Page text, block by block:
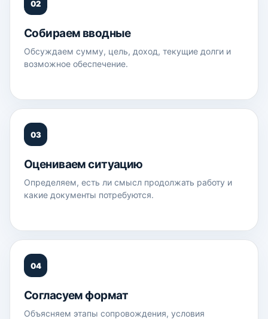
02
Собираем вводные
Обсуждаем сумму, цель, доход, текущие долги и
возможное обеспечение.
03
Оцениваем ситуацию
Определяем, есть ли смысл продолжать работу и
какие документы потребуются.
04
Согласуем формат
Объясняем этапы сопровождения, условия